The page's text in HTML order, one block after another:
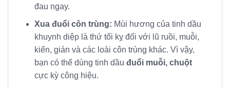
đau ngay.
Xua đuổi côn trùng: Mùi hương của tinh dầu
khuynh diệp là thứ tối kỵ đối với lũ ruồi, muỗi,
kiến, gián và các loài côn trùng khác. Vì vậy,
bạn có thể dùng tinh dầu đuổi muỗi, chuột
cực kỳ công hiệu.